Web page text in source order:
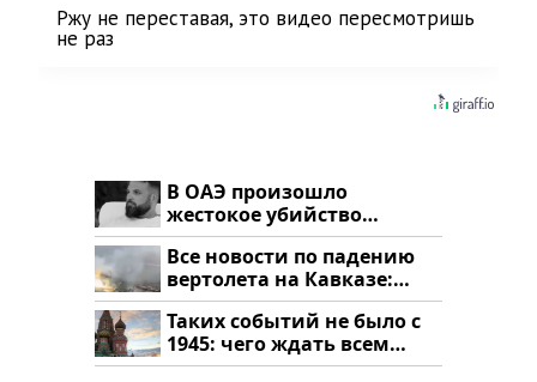
Ржу не переставая, это видео пересмотришь
не раз
В ОАЭ произошло
жестокое убийство
криптомиллионера
Все новости по падению
вертолета на Кавказе:
читать здесь
Таких событий не было с
1945: чего ждать всем
нам?